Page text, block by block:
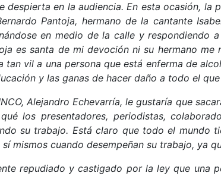
despierta en la audiencia.En esta ocasión, la
Pantoja, hermano de la cantante
en medio de la calle y
es santa de mi devoción ni su hermano
tan vil a una persona que está enferma de
y las ganas de hacer daño a todo el
Alejandro Echevarría, le gustaría que
los presentadores, periodistas,
su trabajo. Está claro que todo el mundo
mismos cuando desempeñan su trabajo, ya
repudiado y castigado por la ley que